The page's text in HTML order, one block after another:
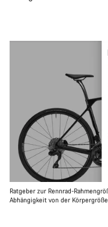
Ratgeber zur Rennrad-
Abhängigkeit von der